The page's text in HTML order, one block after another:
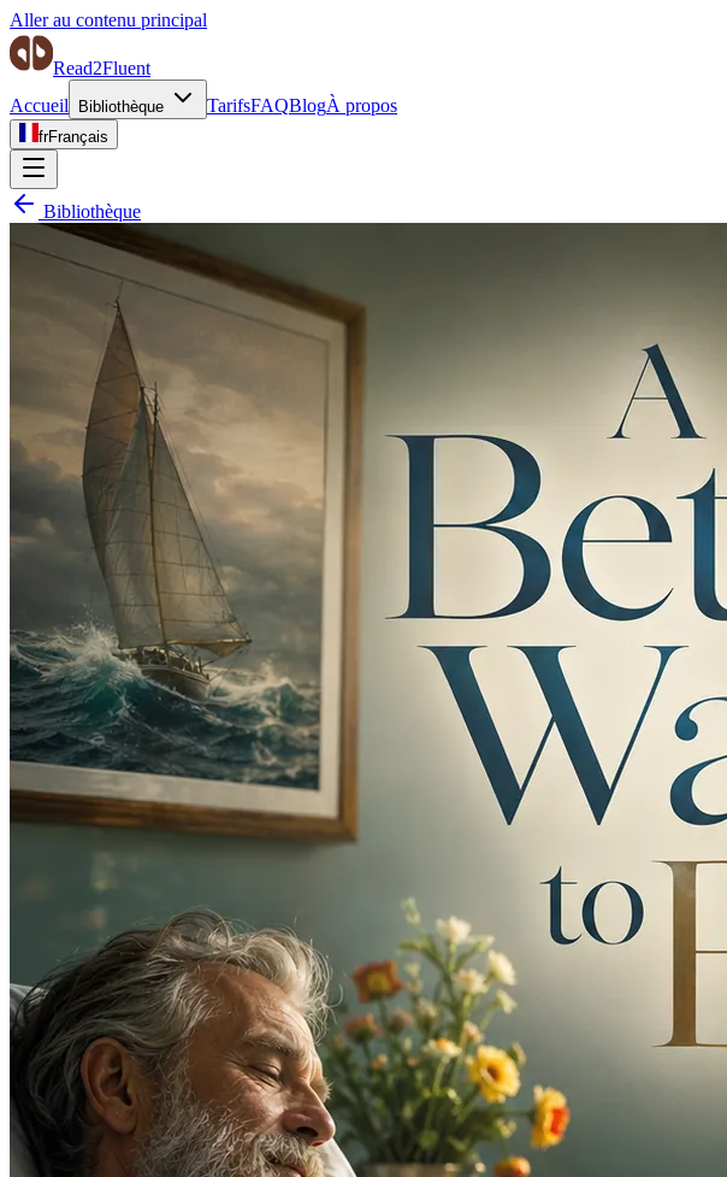
Aller au contenu principal
Read2Fluent
Accueil
Bibliothèque TarifsFAQBlogÀ propos
frFrançais
Bibliothèque